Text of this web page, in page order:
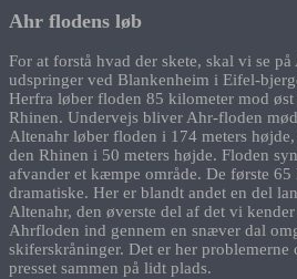
Ahr flodens løb
For at forstå hvad der skete, skal vi se
udspringer ved Blankenheim i Eifel-
Herfra løber floden 85 kilometer mod
Rhinen. Undervejs bliver Ahr-floden
Altenahr løber floden i 174 meters
den Rhinen i 50 meters højde. Floden
afvander et kæmpe område. De første
dramatiske. Her er blandt andet en del
Altenahr, den øverste del af det vi
Ahrfloden ind gennem en snæver dal
skiferskråninger. Det er her problemerne
presset sammen på lidt plads.